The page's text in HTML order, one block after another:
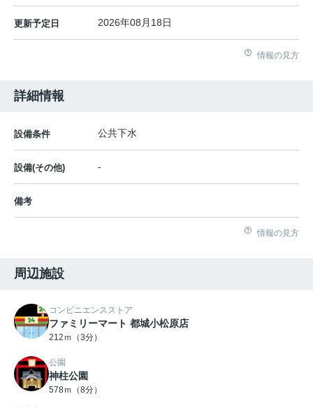
更新予定日 2026年08月18日
情報の見方
詳細情報
設備条件 公共下水
設備(その他) -
備考
情報の見方
周辺施設
コンビニエンスストア
ファミリーマート 都城小松原店
212ｍ（3分）
公園
神柱公園
578ｍ（8分）